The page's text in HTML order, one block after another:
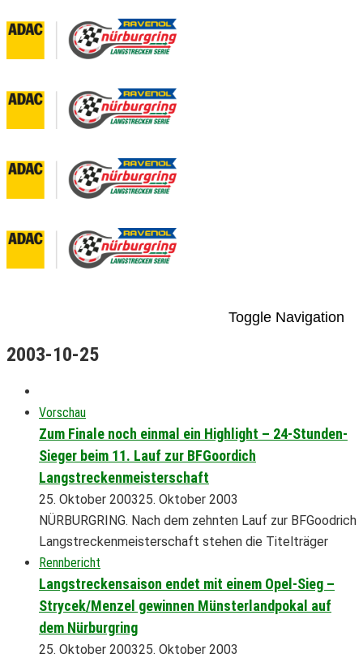
Toggle Navigation
2003-10-25
Vorschau
Zum Finale noch einmal ein Highlight – 24-Stunden-
Sieger beim 11. Lauf zur BFGoordich
Langstreckenmeisterschaft
25. Oktober 200325. Oktober 2003
NÜRBURGRING. Nach dem zehnten Lauf zur BFGoodrich
Langstreckenmeisterschaft stehen die Titelträger
Rennbericht
Langstreckensaison endet mit einem Opel-Sieg –
Strycek/Menzel gewinnen Münsterlandpokal auf
dem Nürburgring
25. Oktober 200325. Oktober 2003